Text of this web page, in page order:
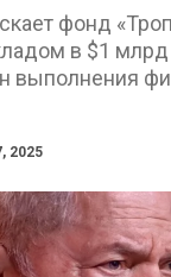
фонд
в $1 млрд
выполнения
2025